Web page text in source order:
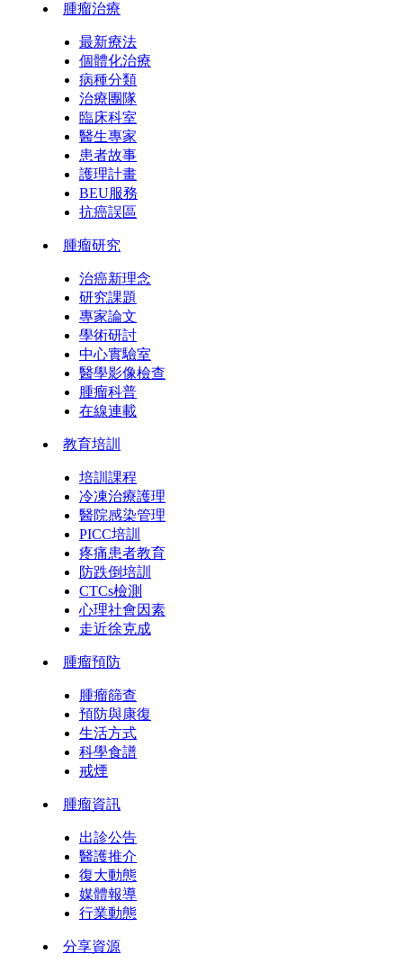
腫瘤治療
最新療法
個體化治療
病種分類
治療團隊
臨床科室
醫生專家
患者故事
護理計畫
BEU服務
抗癌誤區
腫瘤研究
治癌新理念
研究課題
專家論文
學術研討
中心實驗室
醫學影像檢查
腫瘤科普
在線連載
教育培訓
培訓課程
冷凍治療護理
醫院感染管理
PICC培訓
疼痛患者教育
防跌倒培訓
CTCs檢測
心理社會因素
走近徐克成
腫瘤預防
腫瘤篩查
預防與康復
生活方式
科學食譜
戒煙
腫瘤資訊
出診公告
醫護推介
復大動態
媒體報導
行業動態
分享資源